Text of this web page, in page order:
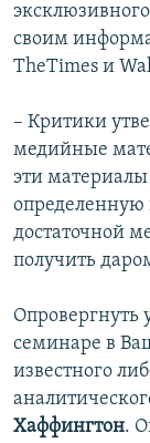
своим
TheTimes и
– Критики
медийные
эти материалы
определенную
достаточной
получить
Опровергнуть
семинаре в
известного
Хаффингтон.